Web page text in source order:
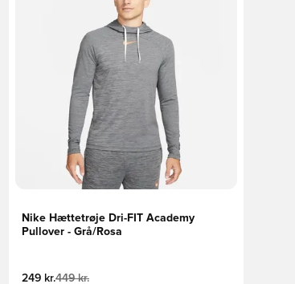
Nike Hættetrøje Dri-FIT Academy
Pullover - Grå/Rosa
249 kr.449 kr.